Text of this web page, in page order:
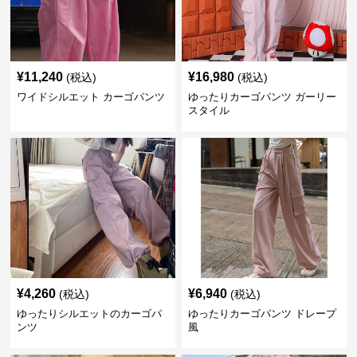
¥11,240 (税込)
ワイドシルエット カーゴパンツ
¥16,980 (税込)
ゆったりカーゴパンツ ガーリー
スタイル
¥4,260 (税込)
ゆったりシルエットのカーゴパ
ンツ
¥6,940 (税込)
ゆったりカーゴパンツ ドレープ
風